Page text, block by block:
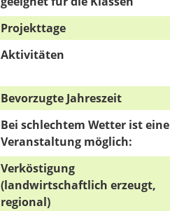
Projekttage
Aktivitäten
Bevorzugte Jahreszeit
Bei schlechtem Wetter ist eine
Veranstaltung möglich:
Verköstigung
(landwirtschaftlich erzeugt,
regional)